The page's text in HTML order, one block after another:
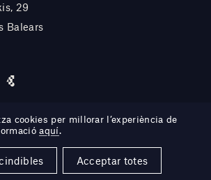
29
Balears
cookies per millorar l’experiència de
aquí.
Acceptar totes